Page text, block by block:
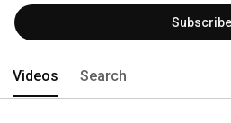
Subscribe
Videos Search